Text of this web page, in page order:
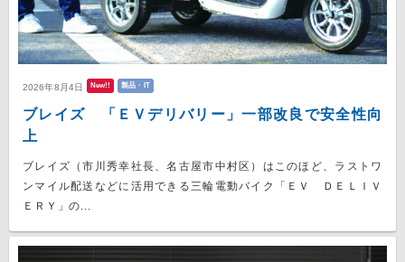
2026年8月4日 New!! 製品・IT
ブレイズ 「ＥＶデリバリー」一部改良で安全性向
上
ブレイズ（市川秀幸社長、名古屋市中村区）はこのほど、ラストワ
ンマイル配送などに活用できる三輪電動バイク「ＥＶ ＤＥＬＩＶ
ＥＲＹ」の...